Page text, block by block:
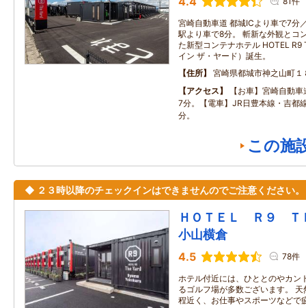
宮崎自動車道 都城ICより車で7分
駅より車で8分。 斬新な外観とコ
た新型コンテナホテル HOTEL
イン ザ・ヤード）誕生。
住所
宮崎県都城市神之山町１
アクセス
【お車】宮崎自動
7分。【電車】JR日豊本線・吉都
分。
この施
◆ ２３時以降のチェックインはできませんのでご注意ください。
ＨＯＴＥＬ Ｒ９
小山横倉
4.5 78件
ホテル付近には、ひととのやカン
るゴルフ場が多数ございます。
程近く、お仕事やスポーツなどで